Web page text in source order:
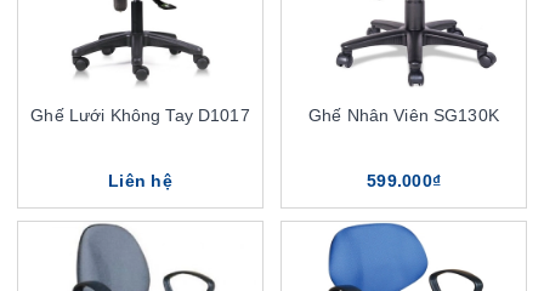
Ghế Lưới Không Tay D1017
Liên hệ
Ghế Nhân Viên SG130K
599.000₫